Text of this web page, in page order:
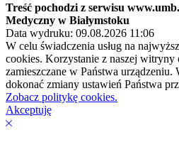
Treść pochodzi z serwisu
Medyczny w Białymstoku
Data wydruku: 09.08.2026 11:06
W celu świadczenia usług na
cookies. Korzystanie z naszej witryny
zamieszczane w Państwa
dokonać zmiany ustawień Państwa
Zobacz politykę cookies.
Akceptuję